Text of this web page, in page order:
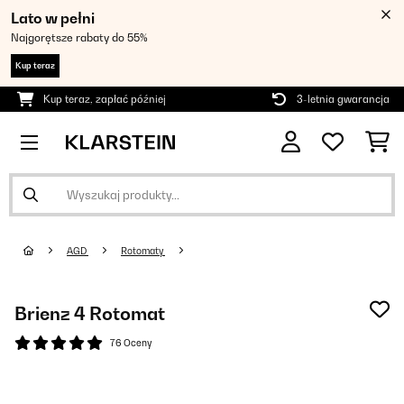
Lato w pełni
Najgorętsze rabaty do 55%
Kup teraz
Kup teraz, zapłać później 3-letnia gwarancja
AGD Rotomaty
Brienz 4 Rotomat
76 Oceny